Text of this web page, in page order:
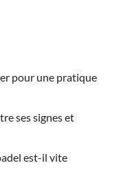
pour une pratique
ses signes et
est-il vite